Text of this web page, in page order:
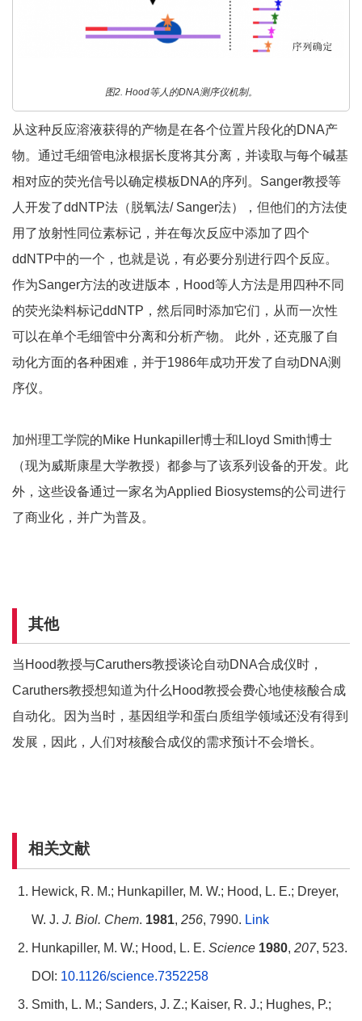
图2. Hood等人的DNA测序仪机制。
从这种反应溶液获得的产物是在各个位置片段化的DNA产
物。通过毛细管电泳根据长度将其分离，并读取与每个碱基
相对应的荧光信号以确定模板DNA的序列。Sanger教授等
人开发了ddNTP法（脱氧法/ Sanger法），但他们的方法使
用了放射性同位素标记，并在每次反应中添加了四个
ddNTP中的一个，也就是说，有必要分别进行四个反应。
作为Sanger方法的改进版本，Hood等人方法是用四种不同
的荧光染料标记ddNTP，然后同时添加它们，从而一次性
可以在单个毛细管中分离和分析产物。 此外，还克服了自
动化方面的各种困难，并于1986年成功开发了自动DNA测
序仪。
加州理工学院的Mike Hunkapiller博士和Lloyd Smith博士
（现为威斯康星大学教授）都参与了该系列设备的开发。此
外，这些设备通过一家名为Applied Biosystems的公司进行
了商业化，并广为普及。
其他
当Hood教授与Caruthers教授谈论自动DNA合成仪时，
Caruthers教授想知道为什么Hood教授会费心地使核酸合成
自动化。因为当时，基因组学和蛋白质组学领域还没有得到
发展，因此，人们对核酸合成仪的需求预计不会增长。
相关文献
Hewick, R. M.; Hunkapiller, M. W.; Hood, L. E.; Dreyer,
W. J. J. Biol. Chem. 1981, 256, 7990. Link
Hunkapiller, M. W.; Hood, L. E. Science 1980, 207, 523.
DOI: 10.1126/science.7352258
Smith, L. M.; Sanders, J. Z.; Kaiser, R. J.; Hughes, P.;